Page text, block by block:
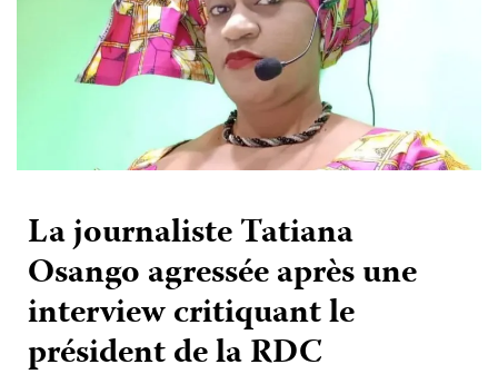
La journaliste Tatiana
Osango agressée après une
interview critiquant le
président de la RDC